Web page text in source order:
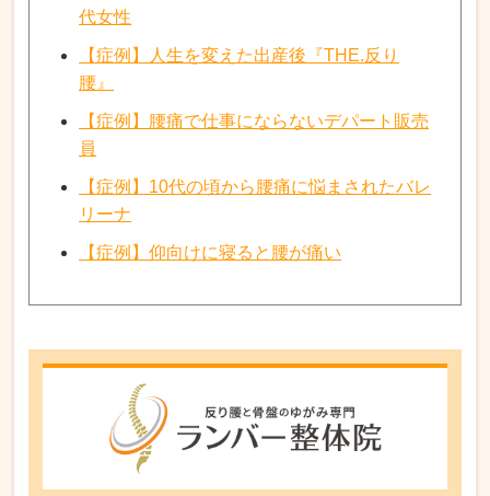
代女性
【症例】人生を変えた出産後『THE.反り
腰』
【症例】腰痛で仕事にならないデパート販売
員
【症例】10代の頃から腰痛に悩まされたバレ
リーナ
【症例】仰向けに寝ると腰が痛い